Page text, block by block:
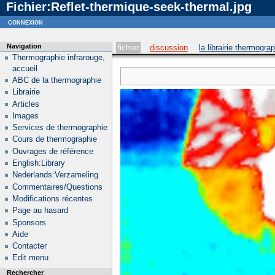
Notice: curl_setopt_array(): CURLOPT_SSL_VERIFYHOST no longer accepts the value 1,
Fichier:Reflet-thermique-seek-thermal.jpg
fichier discussion la librairie
Navigation
Thermographie infrarouge,
accueil
ABC de la thermographie
Librairie
Articles
Images
Services de thermographie
Cours de thermographie
Ouvrages de référence
English:Library
Nederlands:Verzameling
Commentaires/Questions
Modifications récentes
Page au hasard
Sponsors
Aide
Contacter
Edit menu
Rechercher
connexion